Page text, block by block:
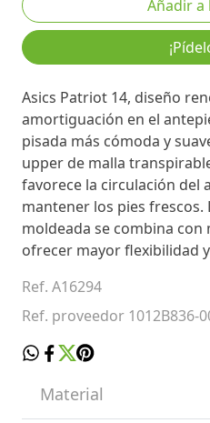
Asics Patriot 14, diseño
amortiguación en el
pisada más cómoda y
upper de malla
favorece la circulación del
mantener los pies frescos.
moldeada se combina con
ofrecer mayor flexibilidad
Ref. A16294
Ref. proveedor 1012B836-
Material